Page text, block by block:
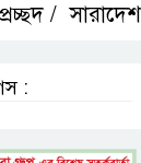
প্রচ্ছদ / সারাদেশ
: